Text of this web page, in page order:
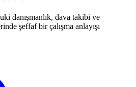
danışmanlık, dava takibi ve
şeffaf bir çalışma anlayışı